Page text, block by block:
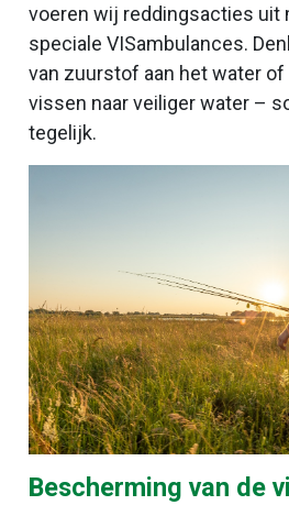
voeren wij reddingsacties uit
speciale VISambulances.
van zuurstof aan het water
vissen naar veiliger water –
tegelijk.
Bescherming van de